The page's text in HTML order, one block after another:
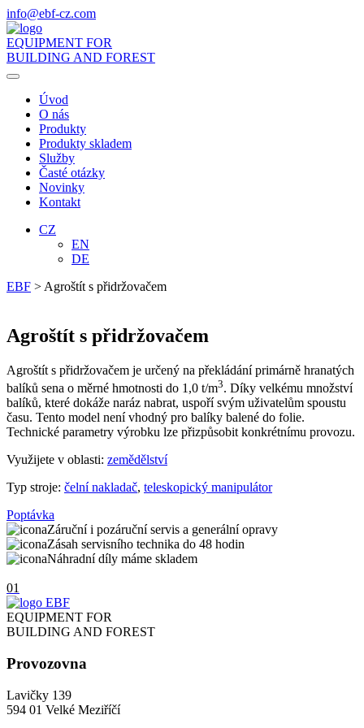
info@ebf-cz.com
EQUIPMENT FOR
BUILDING AND FOREST
Toggle
navigationÚvod
O nás
Produkty
Produkty skladem
Služby
Časté otázky
Novinky
Kontakt
CZ
EN
DE
EBF > Agroštít s přidržovačem
Agroštít s přidržovačem
Agroštít s přidržovačem je určený na překládání primárně hranatých
balíků sena o měrné hmotnosti do 1,0 t/m3. Díky velkému množství
balíků, které dokáže naráz nabrat, uspoří svým uživatelům spoustu
času. Tento model není vhodný pro balíky balené do folie.
Technické parametry výrobku lze přizpůsobit konkrétnímu provozu.
Využijete v oblasti: zemědělství
Typ stroje: čelní nakladač, teleskopický manipulátor
Poptávka
Záruční i pozáruční servis a generální opravy
Zásah servisního technika do 48 hodin
Náhradní díly máme skladem
01
EQUIPMENT FOR
BUILDING AND FOREST
Provozovna
Lavičky 139
594 01 Velké Meziříčí